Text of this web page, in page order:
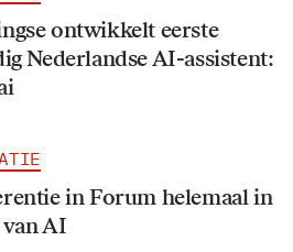
ontwikkelt eerste
Nederlandse AI-assistent:
in Forum helemaal in
AI